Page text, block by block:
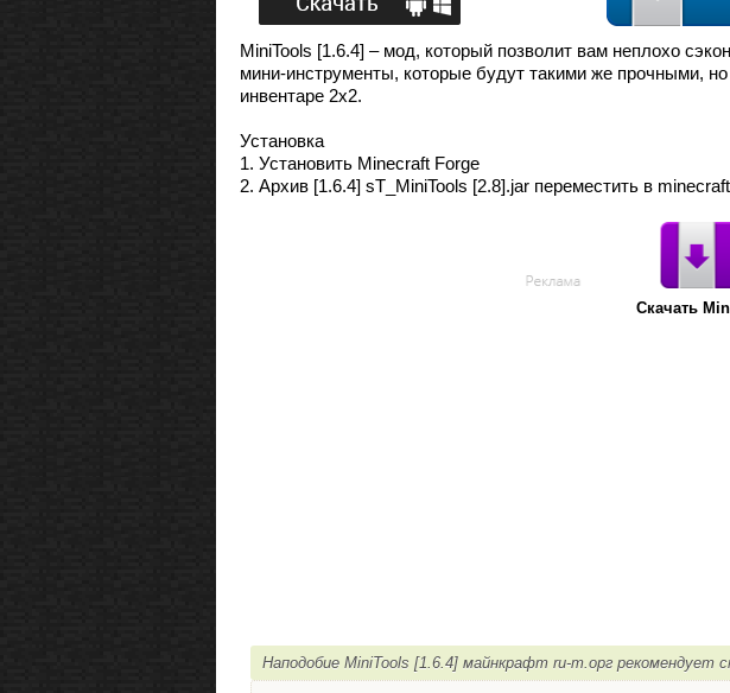
MiniTools [1.6.4] – мод, который позволит вам неплохо
мини-инструменты, которые будут такими же прочными,
инвентаре 2х2.
Установка
1. Установить Minecraft Forge
2. Архив [1.6.4] sT_MiniTools [2.8].jar переместить в
Скачать
Наподобие MiniTools [1.6.4] майнкрафт ru-m.орг рекомендует